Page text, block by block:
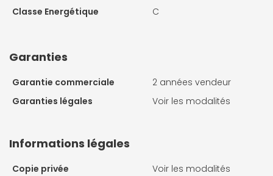
Classe Energétique
C
Garanties
Garantie commerciale
2 années vendeur
Garanties légales
Voir les modalités
Informations légales
Copie privée Voir les modalités